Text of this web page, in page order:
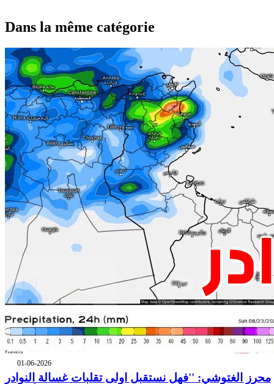
Dans la même catégorie
01-06-2026
محرز الغتوشي: ''فهل نستقبل اولى تقلبات غسالة النوادر